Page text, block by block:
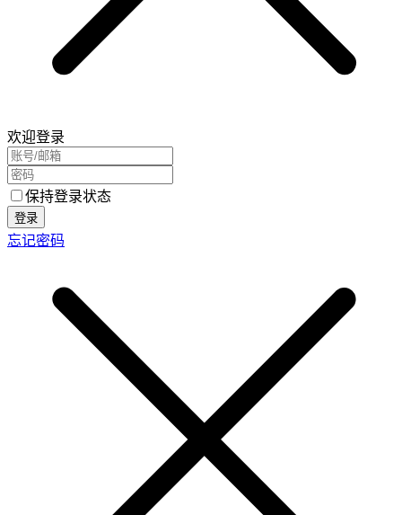
欢迎登录
保持登录状态
登录
忘记密码